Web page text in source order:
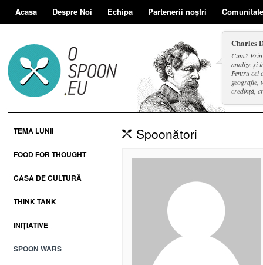
Acasa Despre Noi Echipa Partenerii noștri
Charles
Cum?
analize și
Pentru cei
geografie,
credință,
TEMA LUNII
FOOD FOR THOUGHT
CASA DE CULTURĂ
THINK TANK
INIȚIATIVE
SPOON WARS
Spoonători